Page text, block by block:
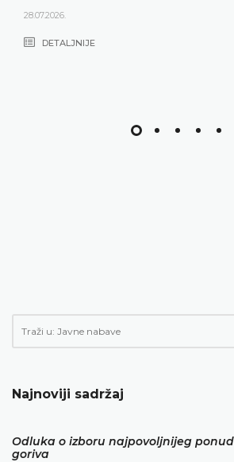
28.07.2026.
DETALJNIJE
Najnoviji sadržaj
Odluka o izboru najpovoljnijeg
goriva